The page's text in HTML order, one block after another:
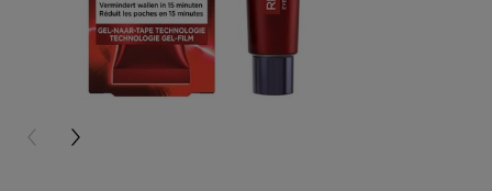
PREVIOUS CARD
NEXT CARD